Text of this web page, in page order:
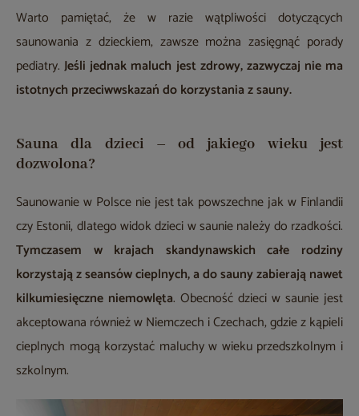
Warto pamiętać, że w razie wątpliwości dotyczących
saunowania z dzieckiem, zawsze można zasięgnąć porady
pediatry.Jeśli jednak maluch jest zdrowy, zazwyczaj nie ma
istotnych przeciwwskazań do korzystania z sauny.
Sauna dla dzieci – od jakiego wieku jest
dozwolona?
Saunowanie w Polsce nie jest tak powszechne jak w Finlandii
czy Estonii, dlatego widok dzieci w saunie należy do rzadkości.
Tymczasem w krajach skandynawskich całe rodziny
korzystają z seansów cieplnych, a do sauny zabierają nawet
kilkumiesięczne niemowlęta. Obecność dzieci w saunie jest
akceptowana również w Niemczech i Czechach, gdzie z kąpieli
cieplnych mogą korzystać maluchy w wieku przedszkolnym i
szkolnym.